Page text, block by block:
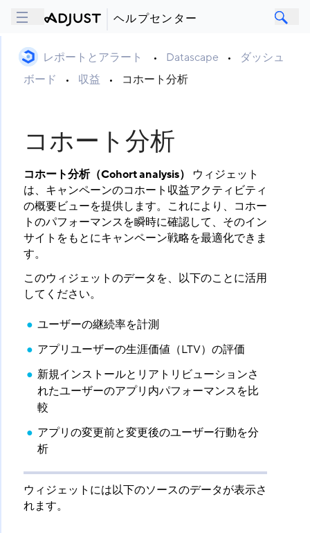
ヘルプセンター
レポートとアラート • Datascape •
ダッシュ
ボード
• 収益 • コホート分析
コホート分析
コホート分析（Cohort analysis）
​ ウィジェット
は、キャンペーンのコホート収益アクティビティ
の概要ビューを提供します。これにより、コホー
トのパフォーマンスを瞬時に確認して、そのイン
サイトをもとにキャンペーン戦略を最適化できま
す。
このウィジェットのデータを、以下のことに活用
してください。
ユーザーの継続率を計測
アプリユーザーの生涯価値（LTV）の評価
新規インストールとリアトリビューションさ
れたユーザーのアプリ内パフォーマンスを比
較
アプリの変更前と変更後のユーザー行動を分
析
ウィジェットには以下のソースのデータが表示さ
れます。